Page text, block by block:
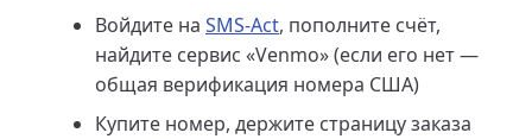
Войдите на SMS-Act, пополните счёт,
найдите сервис «Venmo» (если его нет —
общая верификация номера США)
Купите номер, держите страницу заказа